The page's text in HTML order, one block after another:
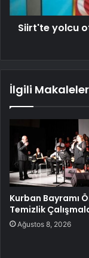
Siirt'te yolcu
İlgili Makaleler
Kurban Bayramı
Temizlik
Ağustos 8, 2026